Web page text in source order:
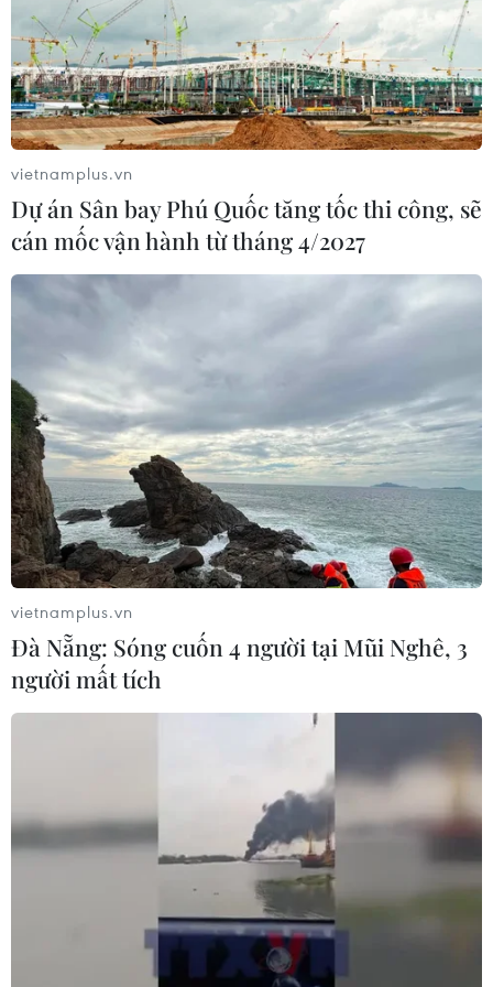
Từ Quảng Ninh đến Quảng Trị chủ
động ứng phó với áp thấp nhiệt đới
07/08/2026 08:21
Hạn hán nghiêm trọng đe dọa "huyết
mạch" kinh tế châu Âu
07/08/2026 07:58
17 giờ ngày 7/8, mở cửa tràn xả mặt
điều tiết hồ chứa thủy điện Lai Châu
07/08/2026 07:28
Di dời hộ dân bị ảnh hưởng bụi, mùi
khét, tiếng ồn từ Trung tâm Điện lực
Vĩnh Tân
07/08/2026 07:10
Hà Nội quyết liệt xử lý các "điểm
nghẽn" úng ngập, môi trường đô thị
Kiểm soát rác thải từ nguồn - Giải
pháp bảo vệ kênh rạch TP Hồ Chí
Minh trong mùa mưa
vietnamplus.vn
Dự án Sân bay Phú Quốc tăng tốc thi công, sẽ
cán mốc vận hành từ tháng 4/2027
vietnamplus.vn
Đà Nẵng: Sóng cuốn 4 người tại Mũi Nghê, 3
người mất tích